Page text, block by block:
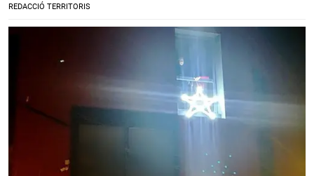
REDACCIÓ TERRITORIS